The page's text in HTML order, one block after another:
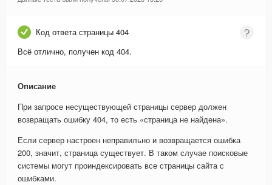
Код ответа страницы 404
Всё отлично, получен код 404.
Описание
При запросе несуществующей страницы сервер должен
возвращать ошибку 404, то есть «страница не найдена».
Если сервер настроен неправильно и возвращается ошибка
200, значит, страница существует. В таком случае поисковые
системы могут проиндексировать все страницы сайта с
ошибками.